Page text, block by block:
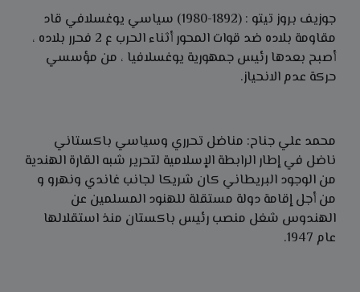
جوزيف بروز تيتو : (1892-1980) سياسي يوغسلافي قاد
مقاومة بلاده ضد قوات المحور أثناء الحرب ع 2 فحرر بلاده ،
أصبح بعدها رئيس جمهورية يوغسلافيا ، من مؤسسي
حركة عدم الانحياز.
محمد علي جناح: مناضل تحرري وسياسي باكستاني
ناضل في إطار الرابطة الإسلامية لتحرير شبه القارة الهندية
من الوجود البريطاني كان شريكا لجانب غاندي ونهرو و
من أجل إقامة دولة مستقلة للهنود المسلمين عن
الهندوس شغل منصب رئيس باكستان منذ استقلالها
عام 1947.